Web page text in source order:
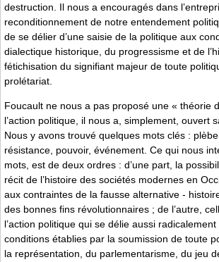
destruction. Il nous a encouragés dans
reconditionnement de notre entendement
de se délier d’une saisie de la politique aux
dialectique historique, du progressisme et de
fétichisation du signifiant majeur de toute
prolétariat.
Foucault ne nous a pas proposé une « théorie
l’action politique, il nous a, simplement, ouvert
Nous y avons trouvé quelques mots clés :
résistance, pouvoir, événement. Ce qui nous
mots, est de deux ordres : d’une part, la
récit de l’histoire des sociétés modernes en
aux contraintes de la fausse alternative -
des bonnes fins révolutionnaires ; de l’autre,
l’action politique qui se délie aussi
conditions établies par la soumission de toute
la représentation, du parlementarisme, du jeu